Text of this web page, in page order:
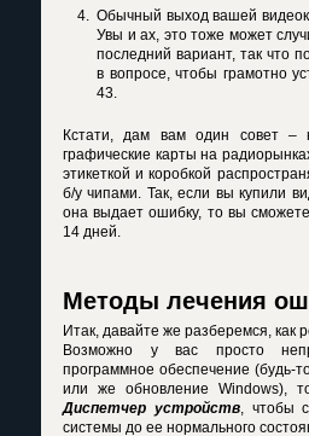
Обычный выход вашей
Увы и ах, это тоже может
последний вариант, так что
в вопросе, чтобы грамотно
43.
Кстати, дам вам один совет –
графические карты на
этикеткой и коробкой
б/у чипами. Так, если вы купили
она выдает ошибку, то вы
14 дней.
Методы лечения
Итак, давайте же разберемся, как
Возможно у вас просто
программное обеспечение (будь-
или же обновление Windows),
Диспетчер устройств, чтобы
системы до ее нормального